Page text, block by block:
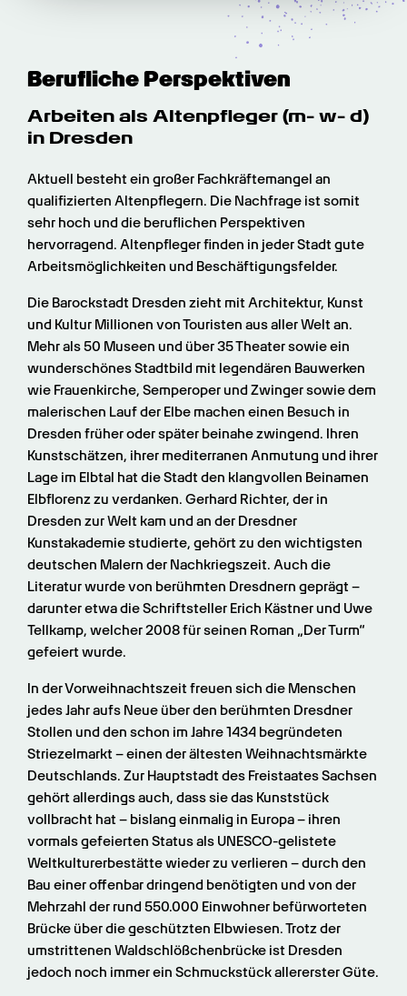
Berufliche Perspektiven
Arbeiten als Altenpfleger (m- w- d)
in Dresden
Aktuell besteht ein großer Fachkräftemangel an
qualifizierten Altenpflegern. Die Nachfrage ist somit
sehr hoch und die beruflichen Perspektiven
hervorragend. Altenpfleger finden in jeder Stadt gute
Arbeitsmöglichkeiten und Beschäftigungsfelder.
Die Barockstadt Dresden zieht mit Architektur, Kunst
und Kultur Millionen von Touristen aus aller Welt an.
Mehr als 50 Museen und über 35 Theater sowie ein
wunderschönes Stadtbild mit legendären Bauwerken
wie Frauenkirche, Semperoper und Zwinger sowie dem
malerischen Lauf der Elbe machen einen Besuch in
Dresden früher oder später beinahe zwingend. Ihren
Kunstschätzen, ihrer mediterranen Anmutung und ihrer
Lage im Elbtal hat die Stadt den klangvollen Beinamen
Elbflorenz zu verdanken. Gerhard Richter, der in
Dresden zur Welt kam und an der Dresdner
Kunstakademie studierte, gehört zu den wichtigsten
deutschen Malern der Nachkriegszeit. Auch die
Literatur wurde von berühmten Dresdnern geprägt –
darunter etwa die Schriftsteller Erich Kästner und Uwe
Tellkamp, welcher 2008 für seinen Roman „Der Turm“
gefeiert wurde.
In der Vorweihnachtszeit freuen sich die Menschen
jedes Jahr aufs Neue über den berühmten Dresdner
Stollen und den schon im Jahre 1434 begründeten
Striezelmarkt – einen der ältesten Weihnachtsmärkte
Deutschlands. Zur Hauptstadt des Freistaates Sachsen
gehört allerdings auch, dass sie das Kunststück
vollbracht hat – bislang einmalig in Europa – ihren
vormals gefeierten Status als UNESCO-gelistete
Weltkulturerbestätte wieder zu verlieren – durch den
Bau einer offenbar dringend benötigten und von der
Mehrzahl der rund 550.000 Einwohner befürworteten
Brücke über die geschützten Elbwiesen. Trotz der
umstrittenen Waldschlößchenbrücke ist Dresden
jedoch noch immer ein Schmuckstück allererster Güte.